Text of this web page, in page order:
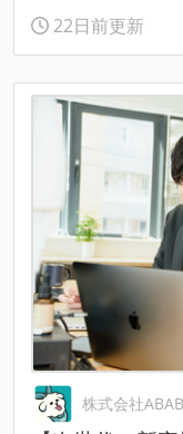
22日前更新
株式会社